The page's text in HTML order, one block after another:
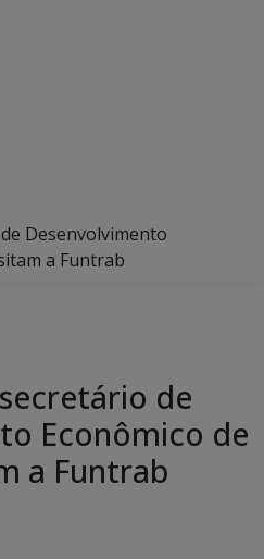
Desenvolvimento
a Funtrab
de
Econômico de
a Funtrab